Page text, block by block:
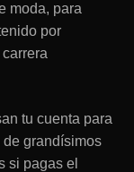
moda, para
por
tu cuenta para
de grandísimos
si pagas el